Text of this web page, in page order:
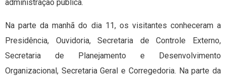
administração pública.
Na parte da manhã do dia 11, os visitantes conheceram a
Presidência, Ouvidoria, Secretaria de Controle Externo,
Secretaria de Planejamento e Desenvolvimento
Organizacional, Secretaria Geral e Corregedoria. Na parte da